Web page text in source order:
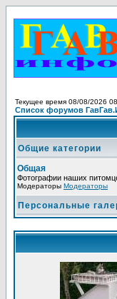
Текущее время 08/08/2026
Список форумов
Общие категории
Общая
Фотографии наших
Модераторы Модераторы
Персональные